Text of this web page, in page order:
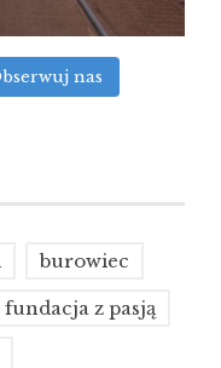
nas
burowiec
fundacja z pasją